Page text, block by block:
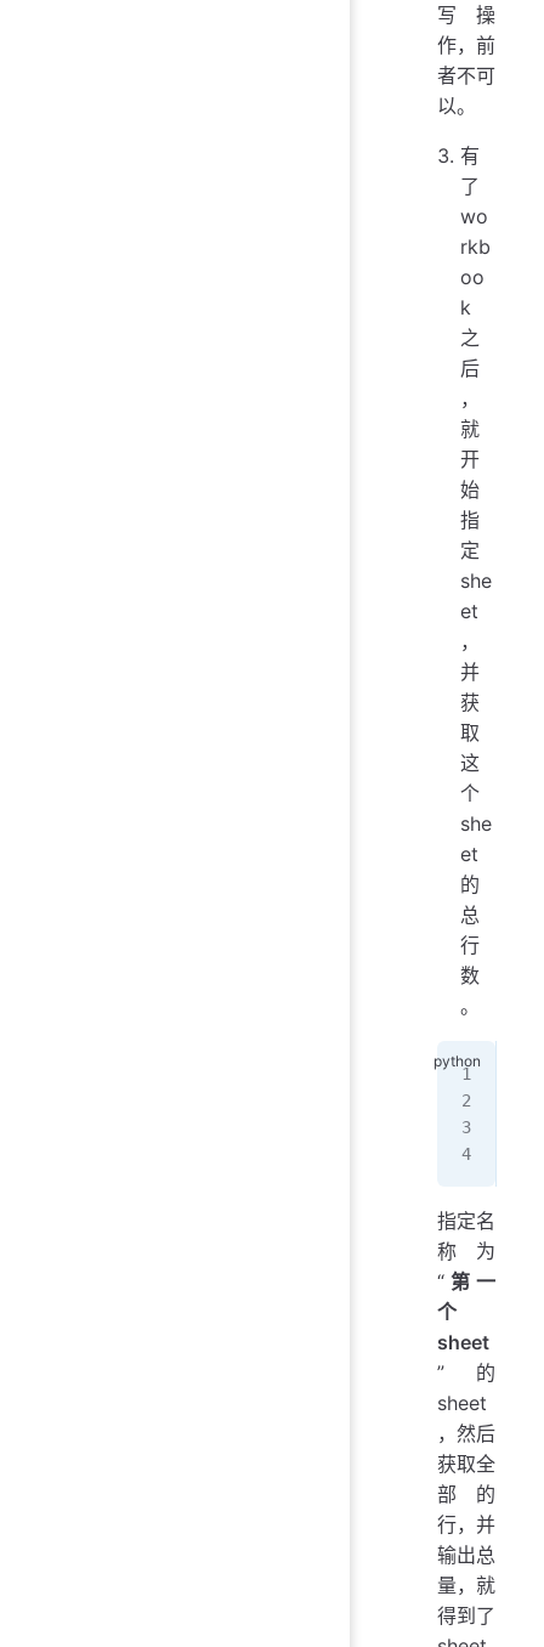
写操
作，前
者不可
以。
有
了
wo
rkb
oo
k
之
后
，
就
开
始
指
定
she
et
，
并
获
取
这
个
she
et
的
总
行
数
。
指定名
称为
“ 第一
个
sheet
”的
sheet
，然后
获取全
部的
行，并
输出总
量，就
得到了